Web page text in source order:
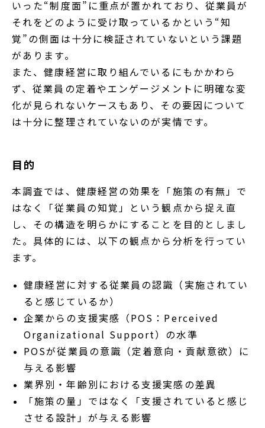
いった“制度面”に重点が置かれており、従業員が
それをどのように受け取っているかという“知
覚”の側面は十分に検証されていないという課題
があります。
また、健康経営に取り組んでいるにもかかわら
ず、従業員の定着やエンゲージメントに明確な変
化が見られないケースもあり、その要因について
は十分に整理されていないのが実情です。
目的
本調査では、健康経営の効果を「施策の有無」で
はなく「従業員の知覚」という観点から捉え直
し、その構造を明らかにすることを目的としまし
た。具体的には、以下の観点から分析を行ってい
ます。
健康経営に対する従業員の認識（実施されてい
ると感じているか）
企業からの支援実感（POS：Perceived
Organizational Support）の水準
POSが従業員の意識（定着意向・貢献意欲）に
与える影響
業界別・年齢別における支援実感の差異
「施策の量」ではなく「支援されていると感じ
させる設計」が与える影響